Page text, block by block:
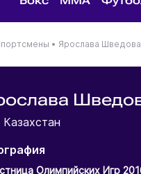
• Ярослава Шведова
Олимпийских Игр